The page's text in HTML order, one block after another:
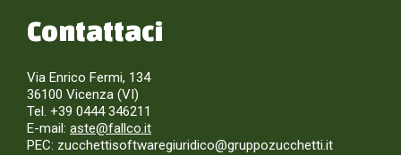
Contattaci
Via Enrico Fermi, 134
36100 Vicenza (VI)
Tel. +39 0444 346211
E-mail: aste@fallco.it
PEC: zucchettisoftwaregiuridico@gruppozucchetti.it